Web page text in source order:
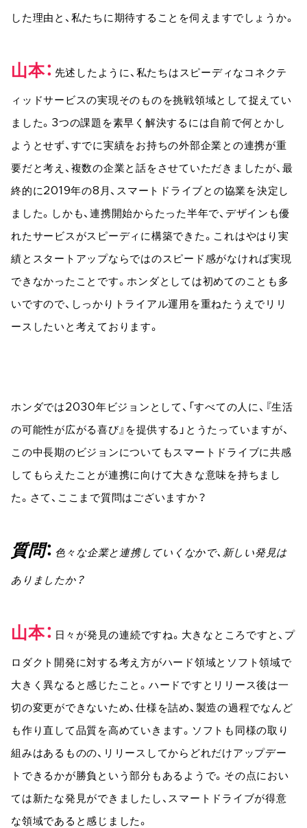
した理由と、私たちに期待することを伺えますでしょうか。
山本 先述したように、私たちはスピーディなコネクテ
ィッドサービスの実現そのものを挑戦領域として捉えてい
ました。3つの課題を素早く解決するには自前で何とかし
ようとせず、すでに実績をお持ちの外部企業との連携が重
要だと考え、複数の企業と話をさせていただきましたが、最
終的に2019年の8月、スマートドライブとの協業を決定し
ました。しかも、連携開始からたった半年で、デザインも優
れたサービスがスピーディに構築できた。これはやはり実
績とスタートアップならではのスピード感がなければ実現
できなかったことです。ホンダとしては初めてのことも多
いですので、しっかりトライアル運用を重ねたうえでリリ
ースしたいと考えております。
ホンダでは2030年ビジョンとして、「すべての人に、『生活
の可能性が広がる喜び』を提供する」とうたっていますが、
この中長期のビジョンについてもスマートドライブに共感
してもらえたことが連携に向けて大きな意味を持ちまし
た。さて、ここまで質問はございますか？
質問 色々な企業と連携していくなかで、新しい発見は
ありましたか？
山本 日々が発見の連続ですね。大きなところですと、プ
ロダクト開発に対する考え方がハード領域とソフト領域で
大きく異なると感じたこと。ハードですとリリース後は一
切の変更ができないため、仕様を詰め、製造の過程でなんど
も作り直して品質を高めていきます。ソフトも同様の取り
組みはあるものの、リリースしてからどれだけアップデー
トできるかが勝負という部分もあるようで。その点におい
ては新たな発見ができましたし、スマートドライブが得意
な領域であると感じました。